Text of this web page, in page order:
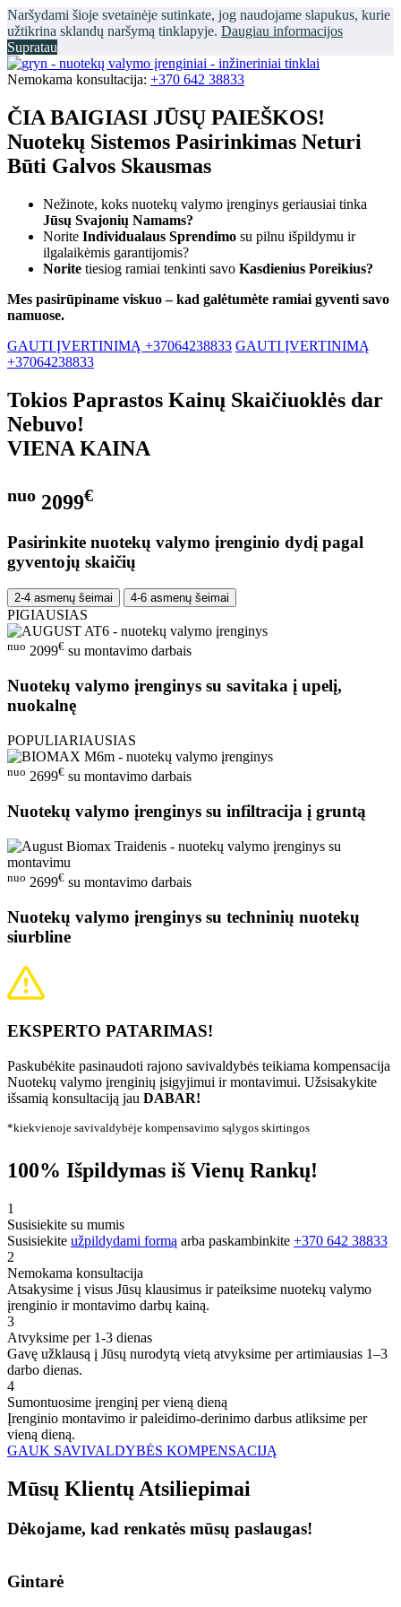
Naršydami šioje svetainėje sutinkate, jog naudojame slapukus, kurie
užtikrina sklandų naršymą tinklapyje. Daugiau informacijos
Supratau
Nemokama konsultacija: +370 642 38833
ČIA BAIGIASI JŪSŲ PAIEŠKOS!
Nuotekų Sistemos Pasirinkimas Neturi
Būti Galvos Skausmas
Nežinote, koks nuotekų valymo įrenginys geriausiai tinka
Jūsų Svajonių Namams?
Norite Individualaus Sprendimo su pilnu išpildymu ir
ilgalaikėmis garantijomis?
Norite tiesiog ramiai tenkinti savo Kasdienius Poreikius?
Mes pasirūpiname viskuo – kad galėtumėte ramiai gyventi savo
namuose.
GAUTI ĮVERTINIMĄ +37064238833 GAUTI ĮVERTINIMĄ
+37064238833
Tokios Paprastos Kainų Skaičiuoklės dar
Nebuvo!
VIENA KAINA
nuo 2099€
Pasirinkite nuotekų valymo įrenginio dydį pagal
gyventojų skaičių
2-4 asmenų šeimai 4-6 asmenų šeimai
PIGIAUSIAS
nuo 2099€ su montavimo darbais
Nuotekų valymo įrenginys su savitaka į upelį,
nuokalnę
POPULIARIAUSIAS
nuo 2699€ su montavimo darbais
Nuotekų valymo įrenginys su infiltracija į gruntą
nuo 2699€ su montavimo darbais
Nuotekų valymo įrenginys su techninių nuotekų
siurbline
EKSPERTO PATARIMAS!
Paskubėkite pasinaudoti rajono savivaldybės teikiama kompensacija
Nuotekų valymo įrenginių įsigyjimui ir montavimui. Užsisakykite
išsamią konsultaciją jau DABAR!
*kiekvienoje savivaldybėje kompensavimo sąlygos skirtingos
100% Išpildymas iš Vienų Rankų!
1
Susisiekite su mumis
Susisiekite užpildydami formą arba paskambinkite +370 642 38833
2
Nemokama konsultacija
Atsakysime į visus Jūsų klausimus ir pateiksime nuotekų valymo
įrenginio ir montavimo darbų kainą.
3
Atvyksime per 1-3 dienas
Gavę užklausą į Jūsų nurodytą vietą atvyksime per artimiausias 1–3
darbo dienas.
4
Sumontuosime įrenginį per vieną dieną
Įrenginio montavimo ir paleidimo-derinimo darbus atliksime per
vieną dieną.
GAUK SAVIVALDYBĖS KOMPENSACIJĄ
Mūsų Klientų Atsiliepimai
Dėkojame, kad renkatės mūsų paslaugas!
Gintarė